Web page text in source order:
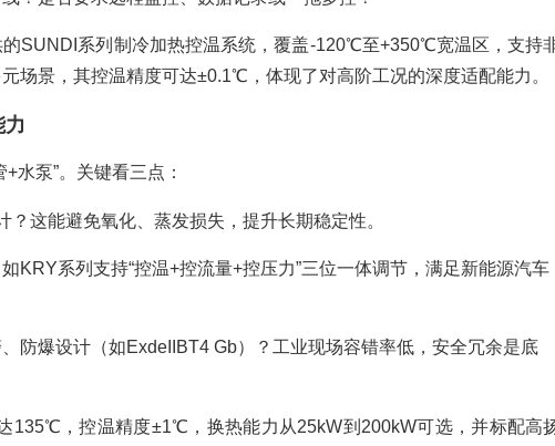
SUNDI系列制冷加热控温系统，覆盖-120℃至+350℃宽温区，支持
场景，其控温精度可达±0.1℃，体现了对高阶工况的深度适配能力。
水泵”。关键看三点：
这能避免氧化、蒸发损失，提升长期稳定性。
KRY系列支持“控温+控流量+控压力”三位一体调节，满足新能源汽车
防爆设计（如ExdeIIBT4 Gb）？工业现场容错率低，安全冗余是底
135℃，控温精度±1℃，换热能力从25kW到200kW可选，并标配高